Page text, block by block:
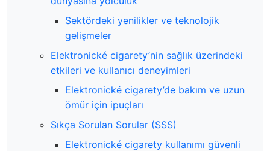
Sektördeki yenilikler ve teknolojik
gelişmeler
Elektronické cigarety’nin sağlık üzerindeki
etkileri ve kullanıcı deneyimleri
Elektronické cigarety’de bakım ve uzun
ömür için ipuçları
Sıkça Sorulan Sorular (SSS)
Elektronické cigarety kullanımı güvenli